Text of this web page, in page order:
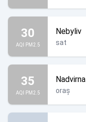
30
AQI PM2.5
Nebyliv
sat
35
AQI PM2.5
Nadvirna
oraș